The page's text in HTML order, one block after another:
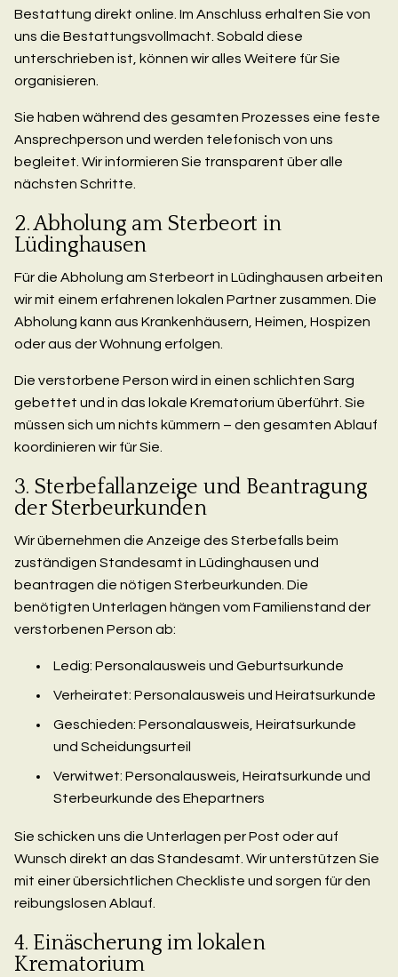
Bestattung direkt online. Im Anschluss erhalten Sie von
uns die Bestattungsvollmacht. Sobald diese
unterschrieben ist, können wir alles Weitere für Sie
organisieren.
Sie haben während des gesamten Prozesses eine feste
Ansprechperson und werden telefonisch von uns
begleitet. Wir informieren Sie transparent über alle
nächsten Schritte.
2. Abholung am Sterbeort in
Lüdinghausen
Für die Abholung am Sterbeort in Lüdinghausen arbeiten
wir mit einem erfahrenen lokalen Partner zusammen. Die
Abholung kann aus Krankenhäusern, Heimen, Hospizen
oder aus der Wohnung erfolgen.
Die verstorbene Person wird in einen schlichten Sarg
gebettet und in das lokale Krematorium überführt. Sie
müssen sich um nichts kümmern – den gesamten Ablauf
koordinieren wir für Sie.
3. Sterbefallanzeige und Beantragung
der Sterbeurkunden
Wir übernehmen die Anzeige des Sterbefalls beim
zuständigen Standesamt in Lüdinghausen und
beantragen die nötigen Sterbeurkunden. Die
benötigten Unterlagen hängen vom Familienstand der
verstorbenen Person ab:
Ledig: Personalausweis und Geburtsurkunde
Verheiratet: Personalausweis und Heiratsurkunde
Geschieden: Personalausweis, Heiratsurkunde
und Scheidungsurteil
Verwitwet: Personalausweis, Heiratsurkunde und
Sterbeurkunde des Ehepartners
Sie schicken uns die Unterlagen per Post oder auf
Wunsch direkt an das Standesamt. Wir unterstützen Sie
mit einer übersichtlichen Checkliste und sorgen für den
reibungslosen Ablauf.
4. Einäscherung im lokalen
Krematorium